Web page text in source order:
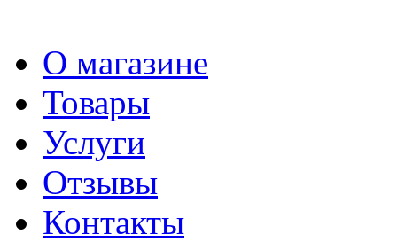
О магазине
Товары
Услуги
Отзывы
Контакты